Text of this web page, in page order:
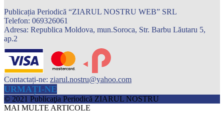
Publicația Periodică “ZIARUL NOSTRU WEB” SRL
Telefon: 069326061
Adresa: Republica Moldova, mun.Soroca, Str. Barbu Lăutaru 5,
ap.2
Contactați-ne: ziarul.nostru@yahoo.com
URMAȚI-NE
© 2021 Publicaţia Periodică ZIARUL NOSTRU
MAI MULTE ARTICOLE